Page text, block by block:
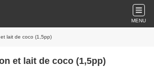
MENU
lait de coco (1,5pp)
et lait de coco (1,5pp)